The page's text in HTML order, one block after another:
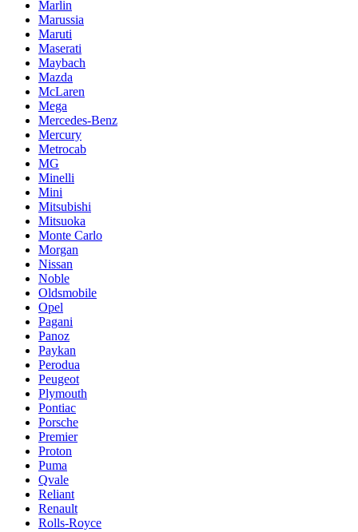
Marlin
Marussia
Maruti
Maserati
Maybach
Mazda
McLaren
Mega
Mercedes-Benz
Mercury
Metrocab
MG
Minelli
Mini
Mitsubishi
Mitsuoka
Monte Carlo
Morgan
Nissan
Noble
Oldsmobile
Opel
Pagani
Panoz
Paykan
Perodua
Peugeot
Plymouth
Pontiac
Porsche
Premier
Proton
Puma
Qvale
Reliant
Renault
Rolls-Royce